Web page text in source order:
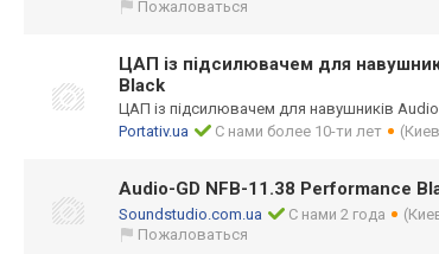
Пожаловаться
ЦАП із підсилювачем для
Black
ЦАП із підсилювачем для навушників
Portativ.ua
С нами более 10-ти лет
Audio-GD NFB-11.38 Performance
Soundstudio.com.ua С нами 2 года
Пожаловаться